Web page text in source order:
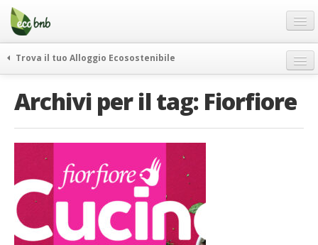
Menu
Salta
contenuto
Offerte Speciali
Regali
FAQ
Partner
Contatti
Italiano
Trova il tuo Alloggio Ecosostenibile
itinerari
vivere e viaggiare verde
news ed eventi
ecohotel
rassegna stampa
Archivi per il tag: Fiorfiore